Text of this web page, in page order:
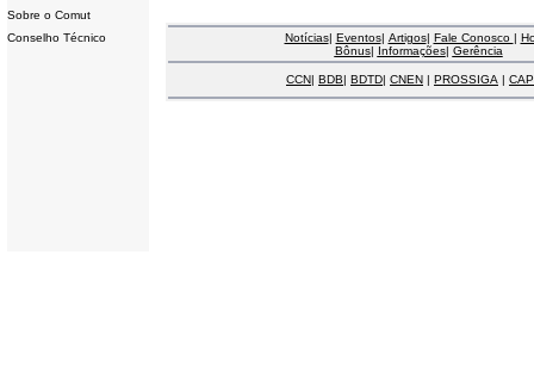
Sobre o Comut
Conselho Técnico
Notícias| Eventos| Artigos| Fale Conosco |
Bônus| Informações| Gerência
CCN| BDB| BDTD| CNEN | PROSSIGA |